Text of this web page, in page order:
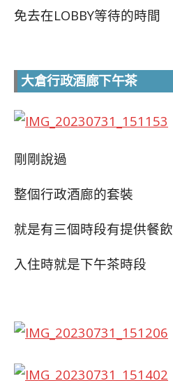
免去在LOBBY等待的時間
大倉行政酒廊下午茶
剛剛說過
整個行政酒廊的套裝
就是有三個時段有提供餐飲
入住時就是下午茶時段